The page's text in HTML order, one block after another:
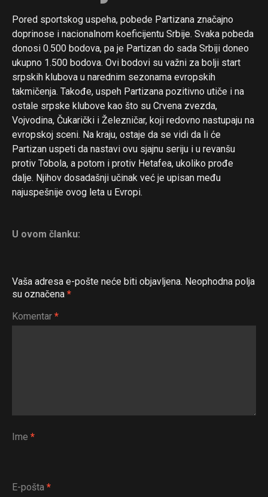
Pored sportskog uspeha, pobede Partizana značajno
doprinose i nacionalnom koeficijentu Srbije. Svaka pobeda
donosi 0.500 bodova, pa je Partizan do sada Srbiji doneo
ukupno 1.500 bodova. Ovi bodovi su važni za bolji start
srpskih klubova u narednim sezonama evropskih
takmičenja. Takođe, uspeh Partizana pozitivno utiče i na
ostale srpske klubove kao što su Crvena zvezda,
Vojvodina, Čukarički i Železničar, koji redovno nastupaju na
evropskoj sceni. Na kraju, ostaje da se vidi da li će
Partizan uspeti da nastavi ovu sjajnu seriju i u revanšu
protiv Tobola, a potom i protiv Hetafea, ukoliko prođe
dalje. Njihov dosadašnji učinak već je upisan među
najuspešnije ovog leta u Evropi.
U ovom članku:
Vaša adresa e-pošte neće biti objavljena. Neophodna polja
su označena *
Komentar *
Ime *
E-pošta *